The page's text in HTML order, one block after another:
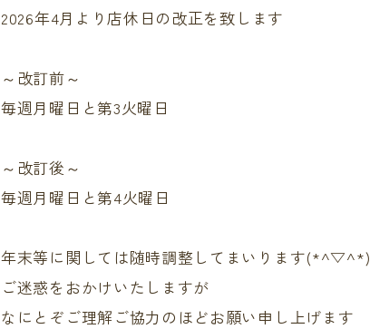
2026年4月より店休日の改正を致します
～改訂前～
毎週月曜日と第3火曜日
～改訂後～
毎週月曜日と第4火曜日
年末等に関しては随時調整してまいります(*^▽^*)
ご迷惑をおかけいたしますが
なにとぞご理解ご協力のほどお願い申し上げます